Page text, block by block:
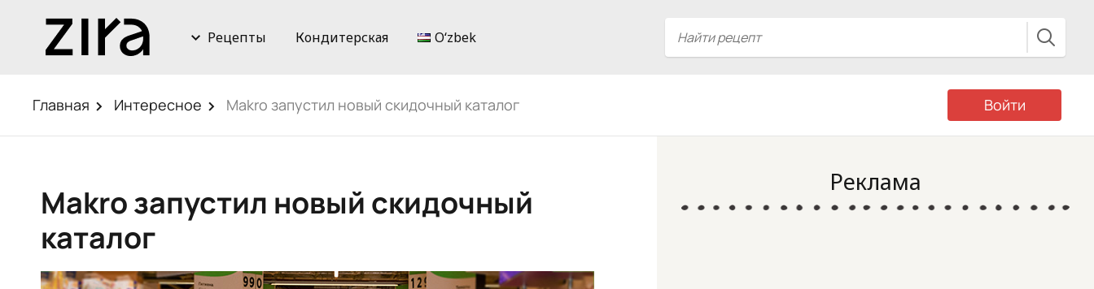
Рецепты Кондитерская Oʻzbek
Главная Интересное Makro запустил новый скидочный каталог Войти
Makro запустил новый скидочный
каталог
Реклама